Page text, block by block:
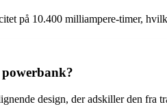
på 10.400 milliampere-timer,
powerbank?
design, der adskiller den fra